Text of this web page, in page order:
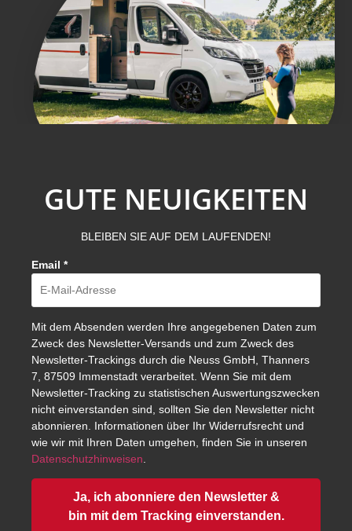
GUTE NEUIGKEITEN
BLEIBEN SIE AUF DEM LAUFENDEN!
Email *
Mit dem Absenden werden Ihre angegebenen Daten zum
Zweck des Newsletter-Versands und zum Zweck des
Newsletter-Trackings durch die Neuss GmbH, Thanners
7, 87509 Immenstadt verarbeitet. Wenn Sie mit dem
Newsletter-Tracking zu statistischen Auswertungszwecken
nicht einverstanden sind, sollten Sie den Newsletter nicht
abonnieren. Informationen über Ihr Widerrufsrecht und
wie wir mit Ihren Daten umgehen, finden Sie in unseren
Datenschutzhinweisen
Ja, ich abonniere den Newsletter &
bin mit dem Tracking einverstanden.